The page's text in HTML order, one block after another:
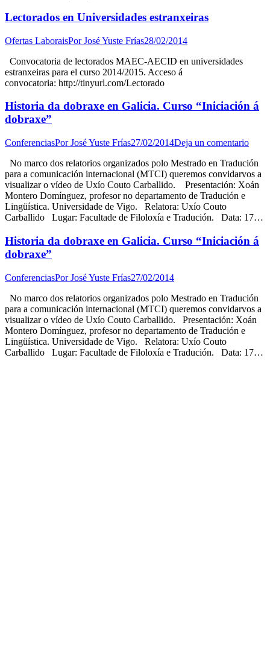
Lectorados en Universidades estranxeiras
Ofertas LaboraisPorJosé Yuste Frías28/02/2014
Convocatoria de lectorados MAEC-AECID en universidades
estranxeiras para el curso 2014/2015. Acceso á
convocatoria: http://tinyurl.com/Lectorado
Historia da dobraxe en Galicia. Curso “Iniciación á
dobraxe”
ConferenciasPorJosé Yuste Frías27/02/2014Deja un comentario
No marco dos relatorios organizados polo Mestrado en Tradución
para a comunicación internacional (MTCI) queremos convidarvos a
visualizar o vídeo de Uxío Couto Carballido. Presentación: Xoán
Montero Domínguez, profesor no departamento de Tradución e
Lingüística. Universidade de Vigo. Relatora: Uxío Couto
Carballido Lugar: Facultade de Filoloxía e Tradución. Data: 17…
Historia da dobraxe en Galicia. Curso “Iniciación á
dobraxe”
ConferenciasPorJosé Yuste Frías27/02/2014
No marco dos relatorios organizados polo Mestrado en Tradución
para a comunicación internacional (MTCI) queremos convidarvos a
visualizar o vídeo de Uxío Couto Carballido. Presentación: Xoán
Montero Domínguez, profesor no departamento de Tradución e
Lingüística. Universidade de Vigo. Relatora: Uxío Couto
Carballido Lugar: Facultade de Filoloxía e Tradución. Data: 17…